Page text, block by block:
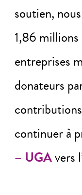
soutien,
1,86 millions
entreprises
donateurs
continuer à
– UGAvers